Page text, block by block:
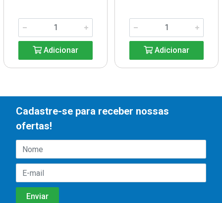
Adicionar Adicionar
Cadastre-se para receber nossas
ofertas!